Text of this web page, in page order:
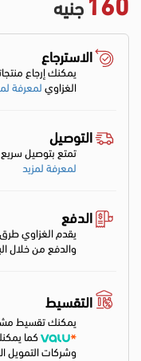
جنيه
الاسترجاع
يمكنك إرجاع
الغزاويلمعرفة
التوصيل
تمتع بتوصيل
لمعرفة لمزيد
الدفع
يقدم الغزاوي
والدفع من خلال
التقسيط
يمكنك تقسيط
كما
وشركات التمويل